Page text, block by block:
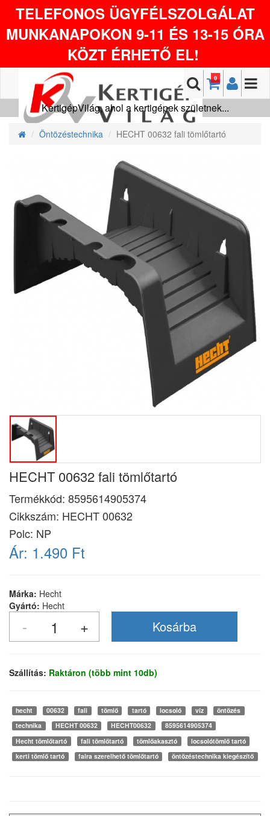
TELEFONOS ÜGYFÉLSZOLGÁLAT
MUNKANAPOKON 9-11 ÉS 13-15 ÓRA
KÖZT ÉRHETŐ EL!
0
KertigépVilág, ahol a kertigépek születnek...
Öntözéstechnika HECHT 00632 fali tömlőtartó
HECHT 00632 fali tömlőtartó
Termékkód: 8595614905374
Cikkszám: HECHT 00632
Polc: NP
Ár: 1.490 Ft
Márka: Hecht
Gyártó: Hecht
Szállítás: Raktáron (több mint 10db)
hecht 00632 fali tömlő tartó locsoló víz
öntözés
technika
HECHT 00632 HECHT00632
8595614905374
Hecht tömlőtartó
fali tömlőtartó tömlőakasztó
locsolótömlő tartó
kerti tömlő tartó
falra szerelhető tömlőtartó öntözéstechnika kiegészítő